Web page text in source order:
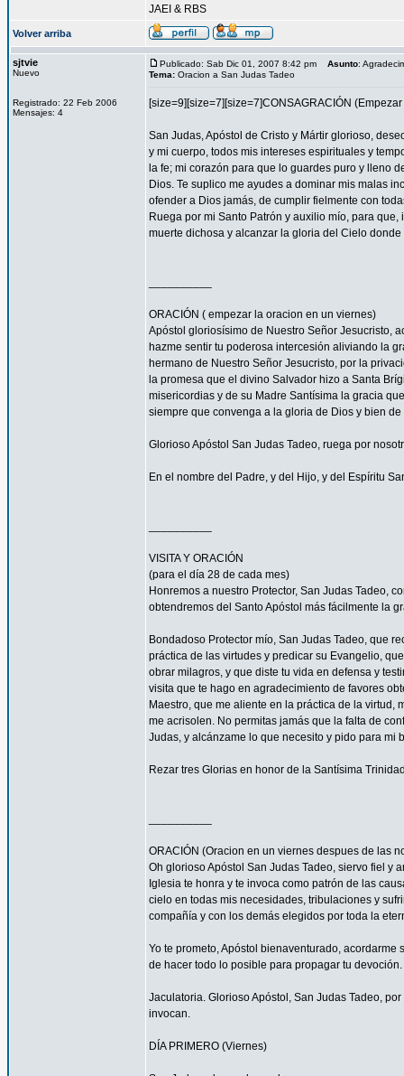
JAEI & RBS
Volver arriba
sjtvie
Nuevo
Registrado: 22 Feb 2006
Mensajes: 4
Publicado: Sab Dic 01, 2007 8:42 pm Asunto:
Tema: Oracion a San Judas Tadeo
[size=9][size=7][size=7]CONSAGRACIÓN
San Judas, Apóstol de Cristo y Mártir glorioso,
y mi cuerpo, todos mis intereses espirituales y
la fe; mi corazón para que lo guardes puro y lleno
Dios. Te suplico me ayudes a dominar mis malas
ofender a Dios jamás, de cumplir fielmente con
Ruega por mi Santo Patrón y auxilio mío, para
muerte dichosa y alcanzar la gloria del Cielo
ORACIÓN ( empezar la oracion en un viernes)
Apóstol gloriosísimo de Nuestro Señor Jesucristo,
hazme sentir tu poderosa intercesión aliviando la
hermano de Nuestro Señor Jesucristo, por la
la promesa que el divino Salvador hizo a Santa
misericordias y de su Madre Santísima la gracia
siempre que convenga a la gloria de Dios y bien de
Glorioso Apóstol San Judas Tadeo, ruega por
En el nombre del Padre, y del Hijo, y del Espíritu
VISITA Y ORACIÓN
(para el día 28 de cada mes)
Honremos a nuestro Protector, San Judas Tadeo,
obtendremos del Santo Apóstol más fácilmente la
Bondadoso Protector mío, San Judas Tadeo, que
práctica de las virtudes y predicar su Evangelio,
obrar milagros, y que diste tu vida en defensa y
visita que te hago en agradecimiento de favores
Maestro, que me aliente en la práctica de la
me acrisolen. No permitas jamás que la falta de
Judas, y alcánzame lo que necesito y pido para mi
Rezar tres Glorias en honor de la Santísima
ORACIÓN (Oracion en un viernes despues de las
Oh glorioso Apóstol San Judas Tadeo, siervo fiel y
Iglesia te honra y te invoca como patrón de las
cielo en todas mis necesidades, tribulaciones y
compañía y con los demás elegidos por toda la
Yo te prometo, Apóstol bienaventurado,
de hacer todo lo posible para propagar tu devoción.
Jaculatoria. Glorioso Apóstol, San Judas Tadeo,
invocan.
DÍA PRIMERO (Viernes)